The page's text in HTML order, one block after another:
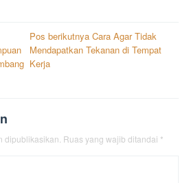
Pos berikutnyaCara Agar Tidak
Mendapatkan Tekanan di Tempat
Kerja
dipublikasikan. Ruas yang wajib ditandai *